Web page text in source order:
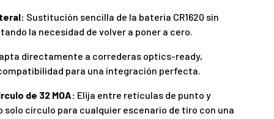
Sustitución sencilla de la batería CR1620 sin
la necesidad de volver a poner a cero.
directamente a correderas optics-ready,
para una integración perfecta.
de 32 MOA: Elija entre retículas de punto y
solo círculo para cualquier escenario de tiro con una